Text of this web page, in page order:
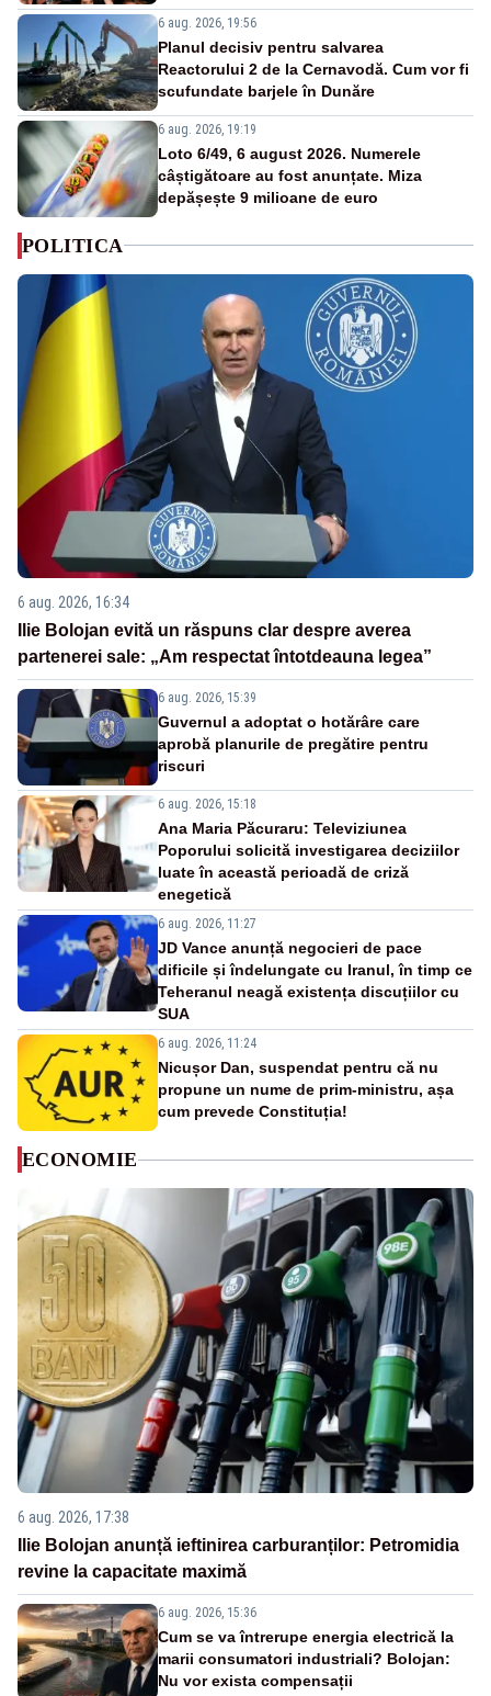
6 aug. 2026, 19:56
Planul decisiv pentru salvarea
Reactorului 2 de la Cernavodă. Cum vor fi
scufundate barjele în Dunăre
6 aug. 2026, 19:19
Loto 6/49, 6 august 2026. Numerele
câștigătoare au fost anunțate. Miza
depășește 9 milioane de euro
POLITICA
6 aug. 2026, 16:34
Ilie Bolojan evită un răspuns clar despre averea
partenerei sale: „Am respectat întotdeauna legea”
6 aug. 2026, 15:39
Guvernul a adoptat o hotărâre care
aprobă planurile de pregătire pentru
riscuri
6 aug. 2026, 15:18
Ana Maria Păcuraru: Televiziunea
Poporului solicită investigarea deciziilor
luate în această perioadă de criză
enegetică
6 aug. 2026, 11:27
JD Vance anunță negocieri de pace
dificile și îndelungate cu Iranul, în timp ce
Teheranul neagă existența discuțiilor cu
SUA
6 aug. 2026, 11:24
Nicușor Dan, suspendat pentru că nu
propune un nume de prim-ministru, așa
cum prevede Constituția!
ECONOMIE
6 aug. 2026, 17:38
Ilie Bolojan anunță ieftinirea carburanților: Petromidia
revine la capacitate maximă
6 aug. 2026, 15:36
Cum se va întrerupe energia electrică la
marii consumatori industriali? Bolojan:
Nu vor exista compensații